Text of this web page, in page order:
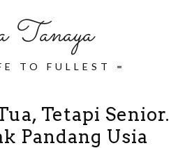
TO FULLEST =
Tetapi Senior.
Pandang Usia